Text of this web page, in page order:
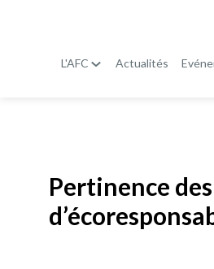
L'AFC Actualités
Pertinence